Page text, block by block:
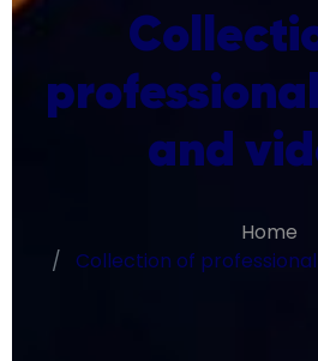
and
Home
Collection of